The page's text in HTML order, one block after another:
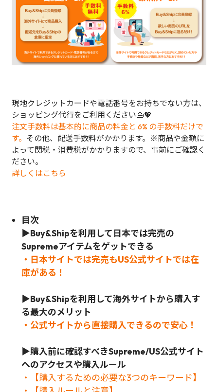
現地クレジットカードや電話番号をお持ちでない方は、
ショッピング代行をご利用ください👜💖
注文手数料は基本的に商品の料金と 6% の手数料だけで
す。 その他、配送手数料がかかります。※商品や金額に
よって関税・消費税がかかりますので、事前にご確認く
ださい。
詳しくはこちら
目次
▶Buy&Shipを利用して日本では完売の
Supremeアイテムをゲットできる
・日本サイトでは完売もUS公式サイトでは在
庫がある！
▶Buy&Shipを利用して海外サイトから購入す
る最大のメリット
・公式サイトから直接購入できるので安心！
▶購入前に確認すべきSupreme/US公式サイト
へのアクセスや購入ルール
・【購入するための必要な3つのキーワード】